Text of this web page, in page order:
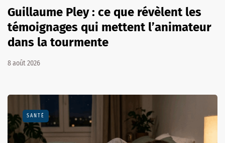
Guillaume Pley : ce que révèlent les
témoignages qui mettent l’animateur
dans la tourmente
8 août 2026
SANTÉ